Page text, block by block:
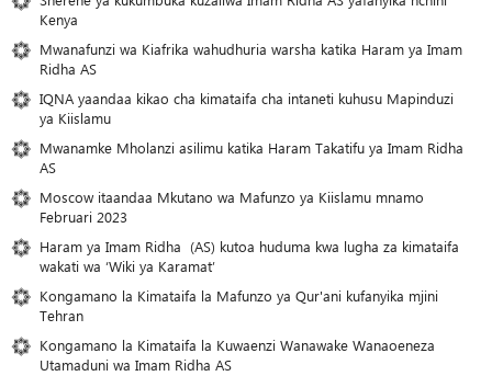
Kenya
Mwanafunzi wa Kiafrika wahudhuria warsha katika Haram ya Imam
Ridha AS
IQNA yaandaa kikao cha kimataifa cha intaneti kuhusu Mapinduzi
ya Kiislamu
Mwanamke Mholanzi asilimu katika Haram Takatifu ya Imam Ridha
AS
Moscow itaandaa Mkutano wa Mafunzo ya Kiislamu mnamo
Februari 2023
Haram ya Imam Ridha (AS) kutoa huduma kwa lugha za kimataifa
wakati wa ‘Wiki ya Karamat’
Kongamano la Kimataifa la Mafunzo ya Qur'ani kufanyika mjini
Tehran
Kongamano la Kimataifa la Kuwaenzi Wanawake Wanaoeneza
Utamaduni wa Imam Ridha AS